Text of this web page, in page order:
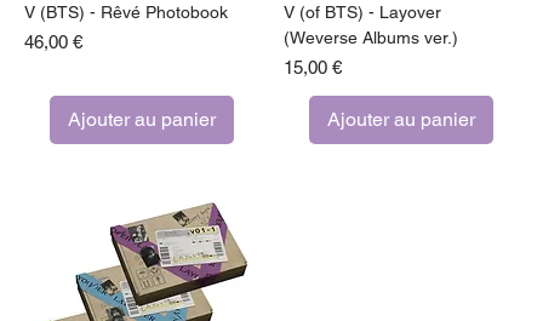
V (BTS) - Rêvé Photobook
Prix
46,00 €
Ajouter au panier
V (of BTS) - Layover
(Weverse Albums ver.)
Prix
15,00 €
Ajouter au panier